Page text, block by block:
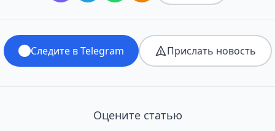
Следите в Telegram Прислать новость
Оцените статью